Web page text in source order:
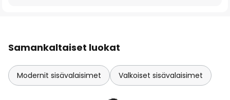
Samankaltaiset luokat
Modernit sisävalaisimet Valkoiset sisävalaisimet